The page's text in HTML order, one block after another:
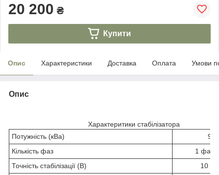
20 200 ₴
Купити
Опис Характеристики Доставка Оплата Умови
Опис
Характеритики стабілізатора
Потужність (кВа)
Кількість фаз
1
Точність стабілізації (В)
10